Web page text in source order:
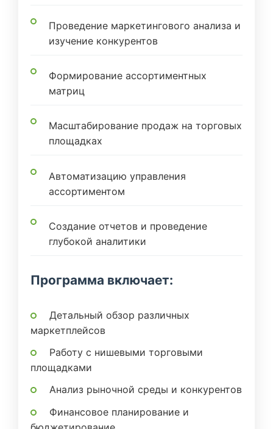
Проведение маркетингового анализа и
изучение конкурентов
Формирование ассортиментных
матриц
Масштабирование продаж на торговых
площадках
Автоматизацию управления
ассортиментом
Создание отчетов и проведение
глубокой аналитики
Программа включает:
Детальный обзор различных
маркетплейсов
Работу с нишевыми торговыми
площадками
Анализ рыночной среды и конкурентов
Финансовое планирование и